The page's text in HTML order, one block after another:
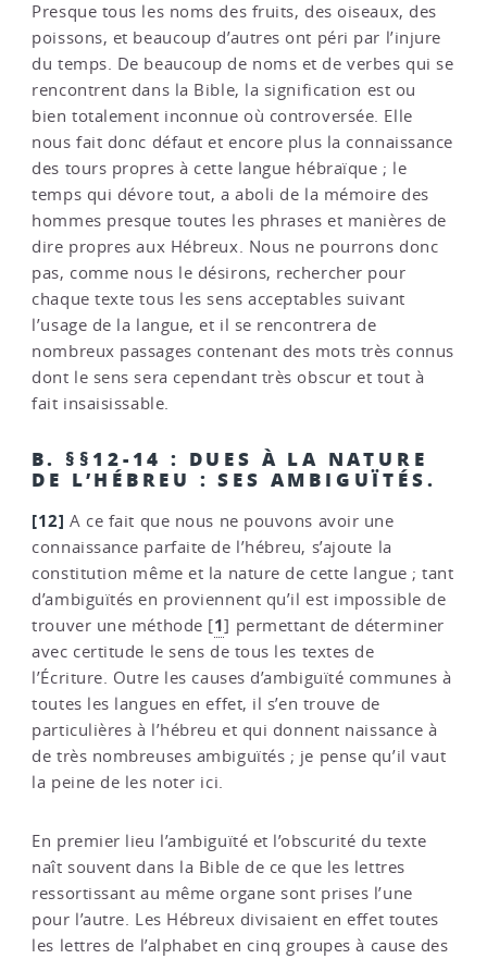
Presque tous les noms des fruits, des oiseaux, des
poissons, et beaucoup d’autres ont péri par l’injure
du temps. De beaucoup de noms et de verbes qui se
rencontrent dans la Bible, la signification est ou
bien totalement inconnue où controversée. Elle
nous fait donc défaut et encore plus la connaissance
des tours propres à cette langue hébraïque ; le
temps qui dévore tout, a aboli de la mémoire des
hommes presque toutes les phrases et manières de
dire propres aux Hébreux. Nous ne pourrons donc
pas, comme nous le désirons, rechercher pour
chaque texte tous les sens acceptables suivant
l’usage de la langue, et il se rencontrera de
nombreux passages contenant des mots très connus
dont le sens sera cependant très obscur et tout à
fait insaisissable.
B. §§12-14 : DUES À LA NATURE
DE L’HÉBREU : SES AMBIGUÏTÉS.
[12] A ce fait que nous ne pouvons avoir une
connaissance parfaite de l’hébreu, s’ajoute la
constitution même et la nature de cette langue ; tant
d’ambiguïtés en proviennent qu’il est impossible de
trouver une méthode [1] permettant de déterminer
avec certitude le sens de tous les textes de
l’Écriture. Outre les causes d’ambiguïté communes à
toutes les langues en effet, il s’en trouve de
particulières à l’hébreu et qui donnent naissance à
de très nombreuses ambiguïtés ; je pense qu’il vaut
la peine de les noter ici.
En premier lieu l’ambiguïté et l’obscurité du texte
naît souvent dans la Bible de ce que les lettres
ressortissant au même organe sont prises l’une
pour l’autre. Les Hébreux divisaient en effet toutes
les lettres de l’alphabet en cinq groupes à cause des